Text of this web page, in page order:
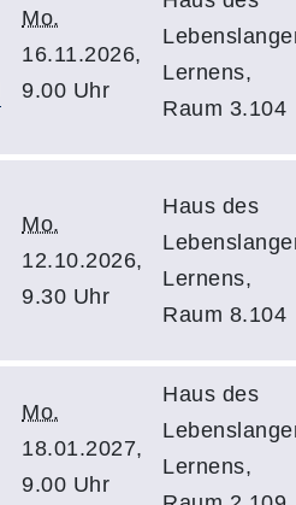
Mo.
16.11.2026,
9.00 Uhr
Lernens,
Raum 3.104
Mo.
12.10.2026,
9.30 Uhr
Haus des
Lernens,
Raum 8.104
Mo.
18.01.2027,
9.00 Uhr
Haus des
Lernens,